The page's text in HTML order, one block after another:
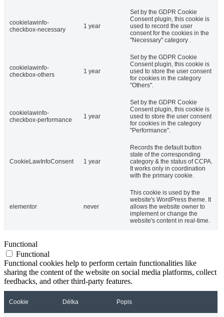
cookielawinfo-
checkbox-necessary
1 year
Set by the GDPR Cookie
Consent plugin, this cookie is
used to record the user
consent for the cookies in the
"Necessary" category .
cookielawinfo-
checkbox-others
1 year
Set by the GDPR Cookie
Consent plugin, this cookie is
used to store the user consent
for cookies in the category
"Others".
cookielawinfo-
checkbox-performance
1 year
Set by the GDPR Cookie
Consent plugin, this cookie is
used to store the user consent
for cookies in the category
"Performance".
CookieLawInfoConsent 1 year
Records the default button
state of the corresponding
category & the status of CCPA.
It works only in coordination
with the primary cookie.
elementor never
This cookie is used by the
website's WordPress theme. It
allows the website owner to
implement or change the
website's content in real-time.
Functional
Functional
Functional cookies help to perform certain functionalities like
sharing the content of the website on social media platforms, collect
feedbacks, and other third-party features.
Cookie Délka Popis